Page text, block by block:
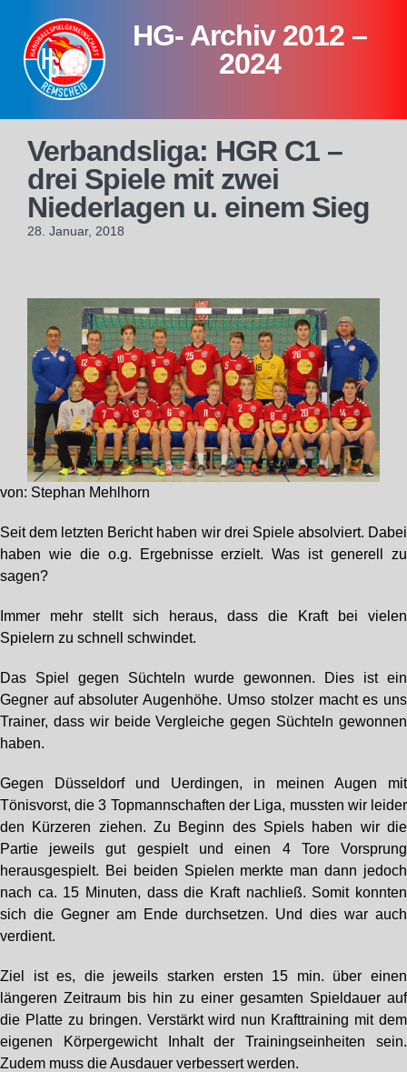
content
HG- Archiv 2012 –
2024
Verbandsliga: HGR C1 –
drei Spiele mit zwei
Niederlagen u. einem Sieg
28. Januar, 2018
von: Stephan Mehlhorn
Seit dem letzten Bericht haben wir drei Spiele absolviert. Dabei
haben wie die o.g. Ergebnisse erzielt. Was ist generell zu
sagen?
Immer mehr stellt sich heraus, dass die Kraft bei vielen
Spielern zu schnell schwindet.
Das Spiel gegen Süchteln wurde gewonnen. Dies ist ein
Gegner auf absoluter Augenhöhe. Umso stolzer macht es uns
Trainer, dass wir beide Vergleiche gegen Süchteln gewonnen
haben.
Gegen Düsseldorf und Uerdingen, in meinen Augen mit
Tönisvorst, die 3 Topmannschaften der Liga, mussten wir leider
den Kürzeren ziehen. Zu Beginn des Spiels haben wir die
Partie jeweils gut gespielt und einen 4 Tore Vorsprung
herausgespielt. Bei beiden Spielen merkte man dann jedoch
nach ca. 15 Minuten, dass die Kraft nachließ. Somit konnten
sich die Gegner am Ende durchsetzen. Und dies war auch
verdient.
Ziel ist es, die jeweils starken ersten 15 min. über einen
längeren Zeitraum bis hin zu einer gesamten Spieldauer auf
die Platte zu bringen. Verstärkt wird nun Krafttraining mit dem
eigenen Körpergewicht Inhalt der Trainingseinheiten sein.
Zudem muss die Ausdauer verbessert werden.